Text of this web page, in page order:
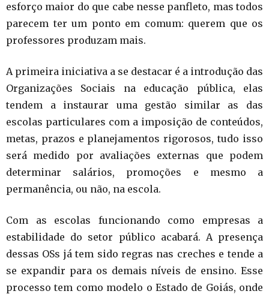
esforço maior do que cabe nesse panfleto, mas todos
parecem ter um ponto em comum: querem que os
professores produzam mais.
A primeira iniciativa a se destacar é a introdução das
Organizações Sociais na educação pública, elas
tendem a instaurar uma gestão similar as das
escolas particulares com a imposição de conteúdos,
metas, prazos e planejamentos rigorosos, tudo isso
será medido por avaliações externas que podem
determinar salários, promoções e mesmo a
permanência, ou não, na escola.
Com as escolas funcionando como empresas a
estabilidade do setor público acabará. A presença
dessas OSs já tem sido regras nas creches e tende a
se expandir para os demais níveis de ensino. Esse
processo tem como modelo o Estado de Goiás, onde